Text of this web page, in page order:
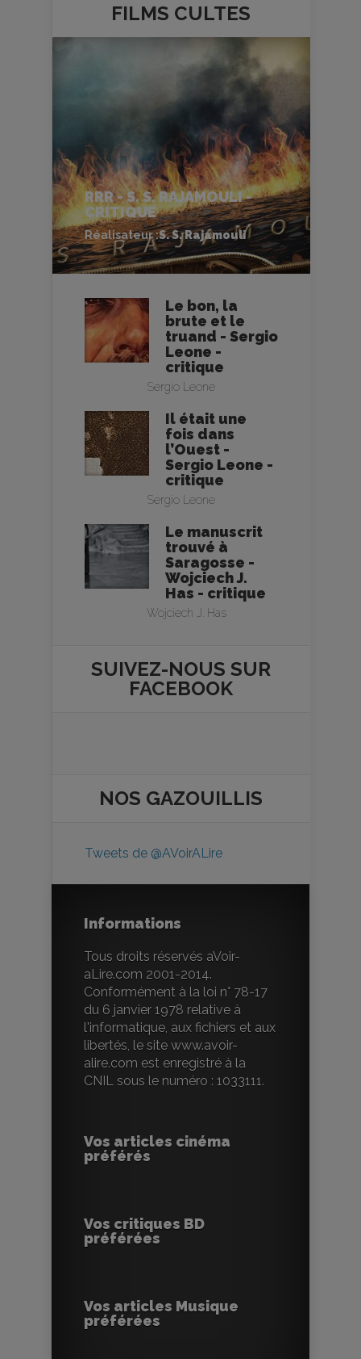
FILMS CULTES
RRR - S. S. RAJAMOULI -
CRITIQUE
Réalisateur :S. S. Rajamouli
Le bon, la
brute et le
truand - Sergio
Leone -
critique
Sergio Leone
Il était une
fois dans
l’Ouest -
Sergio Leone -
critique
Sergio Leone
Le manuscrit
trouvé à
Saragosse -
Wojciech J.
Has - critique
Wojciech J. Has
SUIVEZ-NOUS SUR
FACEBOOK
NOS GAZOUILLIS
Tweets de @AVoirALire
Informations
Tous droits réservés aVoir-
aLire.com 2001-2014.
Conformément à la loi n° 78-17
du 6 janvier 1978 relative à
l'informatique, aux fichiers et aux
libertés, le site www.avoir-
alire.com est enregistré à la
CNIL sous le numéro : 1033111.
Vos articles cinéma
préférés
Vos critiques BD
préférées
Vos articles Musique
préférées